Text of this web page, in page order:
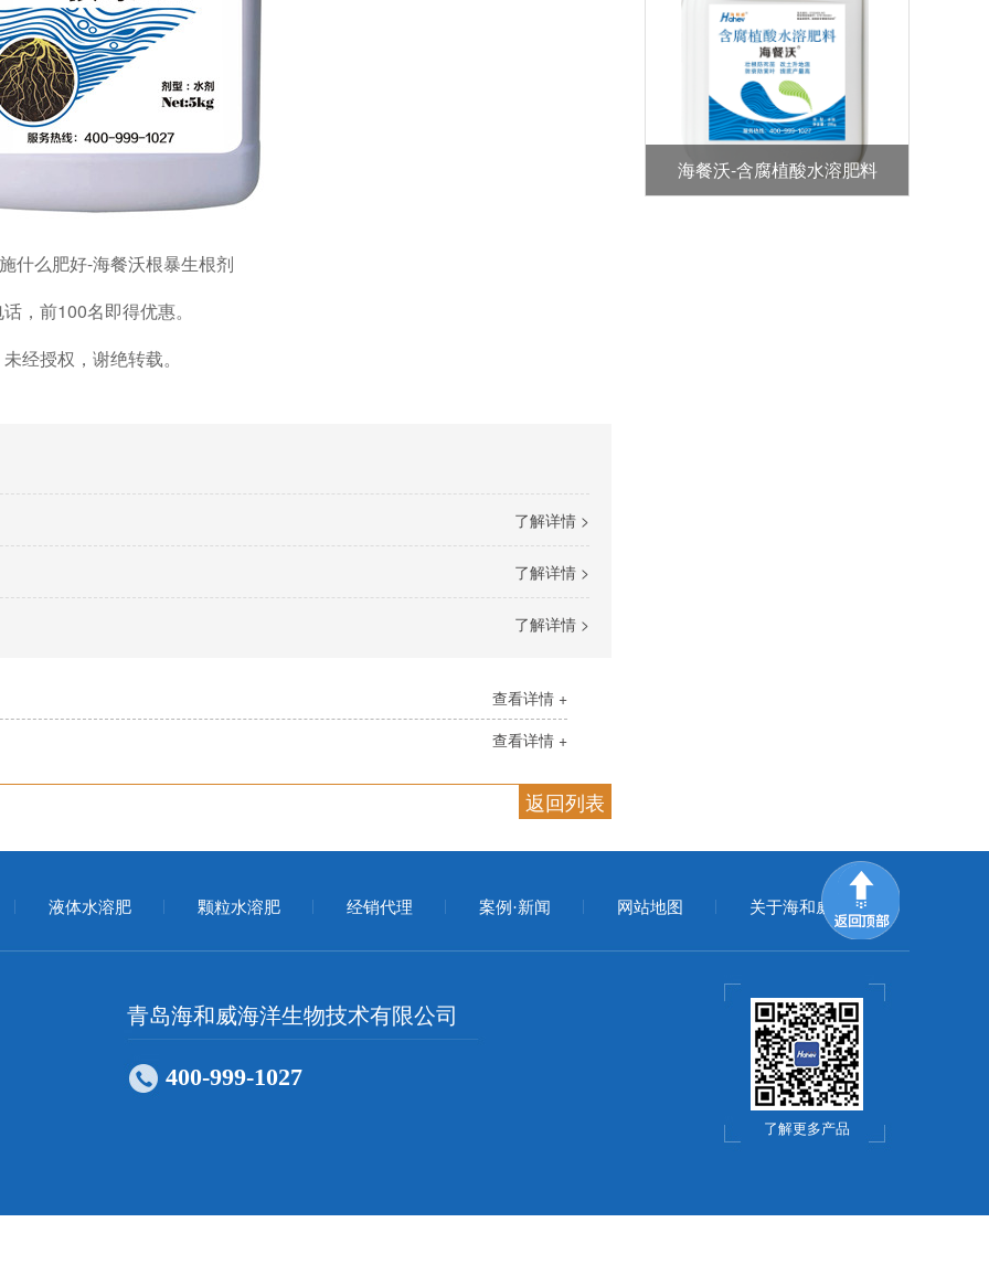
什么肥好-海餐沃根暴生根剂
，前100名即得优惠。
经授权，谢绝转载。
了解详情 >
了解详情 >
了解详情 >
查看详情 +
查看详情 +
返回列表
海餐沃-含腐植酸水溶肥料
液体水溶肥 颗粒水溶肥 经销代理 案例·新闻 网站地图 关于海和威
青岛海和威海洋生物技术有限公司
400-999-1027
了解更多产品